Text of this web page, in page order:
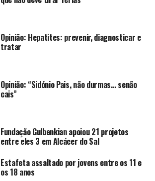
Opinião: Hepatites: prevenir, diagnosticar e
tratar
Opinião: “Sidónio Pais, não durmas… senão
cais”
Fundação Gulbenkian apoiou 21 projetos
entre eles 3 em Alcácer do Sal
Estafeta assaltado por jovens entre os 11 e
os 18 anos